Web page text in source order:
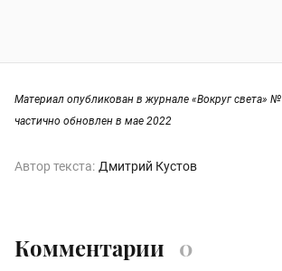
Материал опубликован в журнале «Вокруг света»
частично обновлен в мае 2022
Автор текста: Дмитрий Кустов
Комментарии 0